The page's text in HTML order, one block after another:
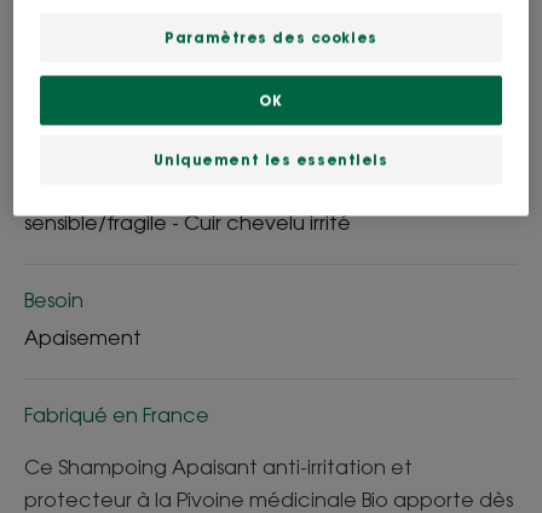
Adultes
Type de cheveux
sensible/fragile - Cuir chevelu irrité
Besoin
Apaisement
Fabriqué en France
Ce Shampoing Apaisant anti-irritation et
protecteur à la Pivoine médicinale Bio apporte dès
Paramètres des cookies
Uniquement les essentiels
OK